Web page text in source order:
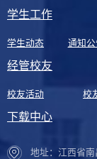
学生工作
学生动态 通知公
经管校友
校友活动 校
下载中心
地址：江西省